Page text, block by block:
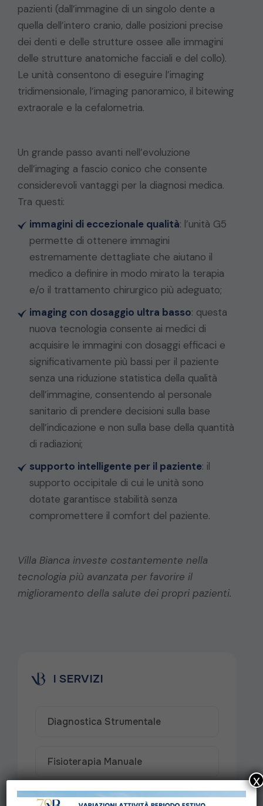
pazienti (dall’immagine di un singolo dente a
quella dell’intero cranio, dalle posizioni precise
dei denti e delle strutture ossee alle immagini
delle strutture anatomiche facciali e del collo).
Le unità consentono di eseguire l’imaging
tridimensionale, l’imaging panoramico, il bitewing
extraorale e la cefalometria.
Un grande passo avanti nell’evoluzione
dell’imaging a fascio conico che consente
considerevoli vantaggi per la diagnosi medica.
Tra questi:
immagini di eccezionale qualità: l’unità G5
permette di ottenere immagini
estremamente dettagliate che aiutano il
medico a definire in modo mirato la terapia
e/o il trattamento chirurgico più adeguato;
imaging con dosaggio ultra basso: questa
nuova tecnologia consente ai medici di
acquisire le immagini con dosaggi efficaci e
significativamente più bassi per il paziente
senza una riduzione statistica della qualità
dell’immagine, consentendo al personale
sanitario di prendere decisioni sulla base
dell’indicazione e non sulla base della quantità
di radiazioni;
supporto intelligente per il paziente: il
supporto occipitale di cui le unità sono
dotate garantisce stabilità senza
compromettere il comfort del paziente.
Villa Bianca investe costantemente nella
tecnologia più avanzata per favorire il
miglioramento della salute dei propri pazienti.
I SERVIZI
Diagnostica Strumentale
Fisioterapia Manuale
Fisioterapia Strumentale
x